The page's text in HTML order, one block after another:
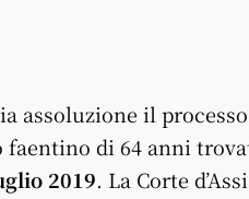
assoluzione il
faentino di 64 anni
2019. La Corte